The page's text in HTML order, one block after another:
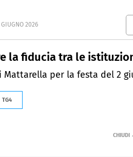
GIUGNO 2026
la fiducia tra le
Mattarella per la festa del 2
TG4